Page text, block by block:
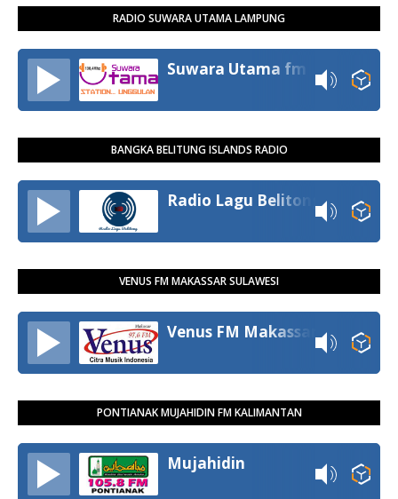
RADIO SUWARA UTAMA LAMPUNG
Suwara Utama fm
BANGKA BELITUNG ISLANDS RADIO
Radio Lagu Belitong
VENUS FM MAKASSAR SULAWESI
Venus FM Makassar
PONTIANAK MUJAHIDIN FM KALIMANTAN
Mujahidin